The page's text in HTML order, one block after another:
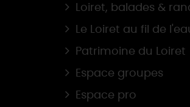
Loiret, balades &
Le Loiret au fil de
Patrimoine du Loiret
Espace groupes
Espace pro